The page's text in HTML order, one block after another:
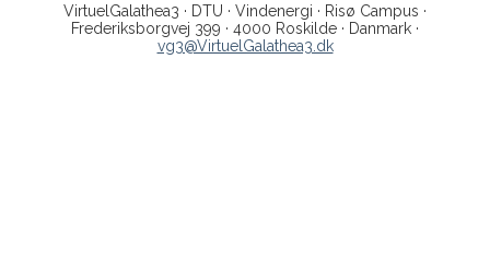
VirtuelGalathea3 · DTU · Vindenergi · Risø Campus ·
Frederiksborgvej 399 · 4000 Roskilde · Danmark ·
vg3@VirtuelGalathea3.dk